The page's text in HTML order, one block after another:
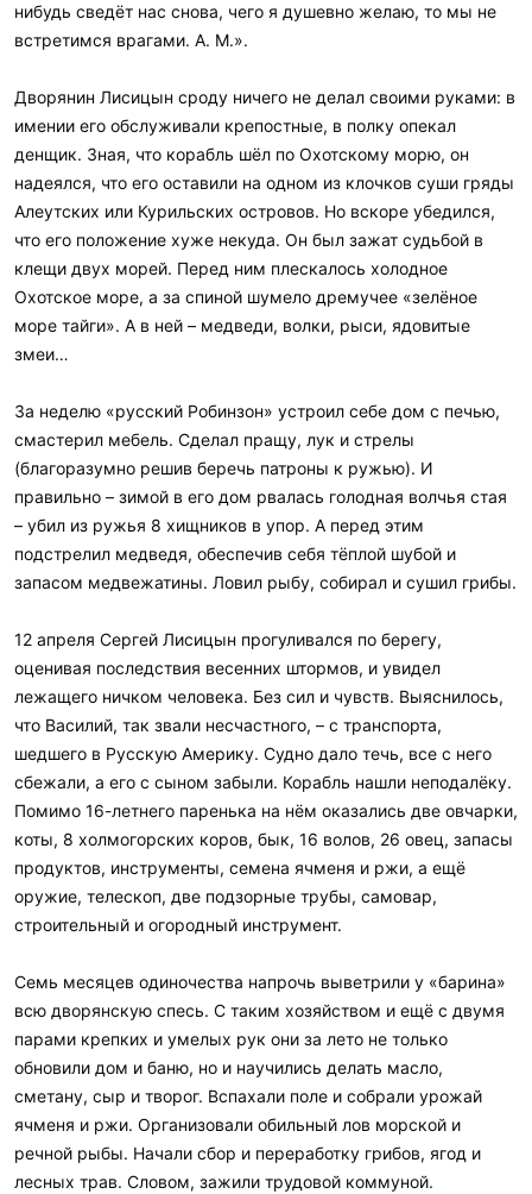
нибудь сведёт нас снова, чего я душевно желаю, то мы не
встретимся врагами. А. М.».
Дворянин Лисицын сроду ничего не делал своими руками: в
имении его обслуживали крепостные, в полку опекал
денщик. Зная, что корабль шёл по Охотскому морю, он
надеялся, что его оставили на одном из клочков суши гряды
Алеутских или Курильских островов. Но вскоре убедился,
что его положение хуже некуда. Он был зажат судьбой в
клещи двух морей. Перед ним плескалось холодное
Охотское море, а за спиной шумело дремучее «зелёное
море тайги». А в ней – медведи, волки, рыси, ядовитые
змеи…
За неделю «русский Робинзон» устроил себе дом с печью,
смастерил мебель. Сделал пращу, лук и стрелы
(благоразумно решив беречь патроны к ружью). И
правильно – зимой в его дом рвалась голодная волчья стая
– убил из ружья 8 хищников в упор. А перед этим
подстрелил медведя, обеспечив себя тёплой шубой и
запасом медвежатины. Ловил рыбу, собирал и сушил грибы.
12 апреля Сергей Лисицын прогуливался по берегу,
оценивая последствия весенних штормов, и увидел
лежащего ничком человека. Без сил и чувств. Выяснилось,
что Василий, так звали несчастного, – с транспорта,
шедшего в Русскую Америку. Судно дало течь, все с него
сбежали, а его с сыном забыли. Корабль нашли неподалёку.
Помимо 16-летнего паренька на нём оказались две овчарки,
коты, 8 холмогорских коров, бык, 16 волов, 26 овец, запасы
продуктов, инструменты, семена ячменя и ржи, а ещё
оружие, телескоп, две подзорные трубы, самовар,
строительный и огородный инструмент.
Семь месяцев одиночества напрочь выветрили у «барина»
всю дворянскую спесь. С таким хозяйством и ещё с двумя
парами крепких и умелых рук они за лето не только
обновили дом и баню, но и научились делать масло,
сметану, сыр и творог. Вспахали поле и собрали урожай
ячменя и ржи. Организовали обильный лов морской и
речной рыбы. Начали сбор и переработку грибов, ягод и
лесных трав. Словом, зажили трудовой коммуной.